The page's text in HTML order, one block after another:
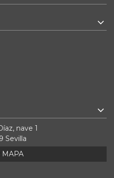
nave 1
Sevilla
MAPA